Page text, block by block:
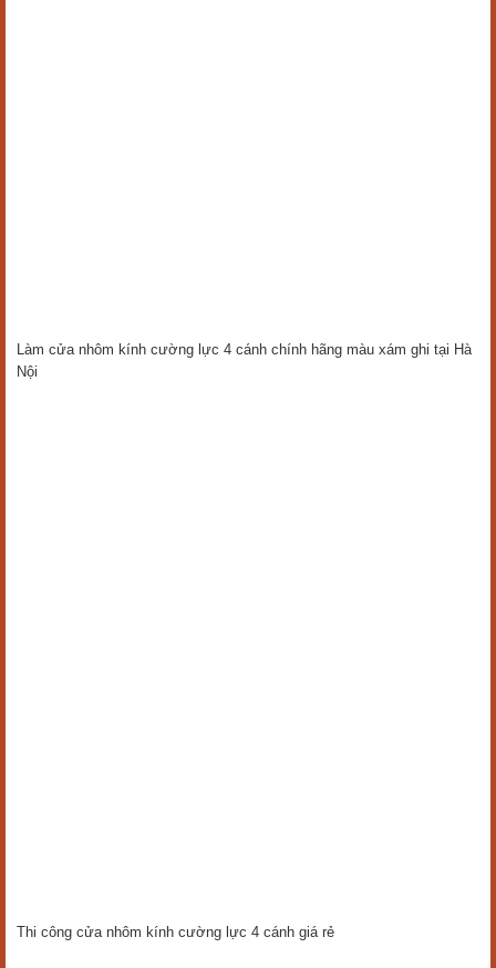
Làm cửa nhôm kính cường lực 4 cánh chính hãng màu xám ghi tại Hà
Nội
Thi công cửa nhôm kính cường lực 4 cánh giá rẻ